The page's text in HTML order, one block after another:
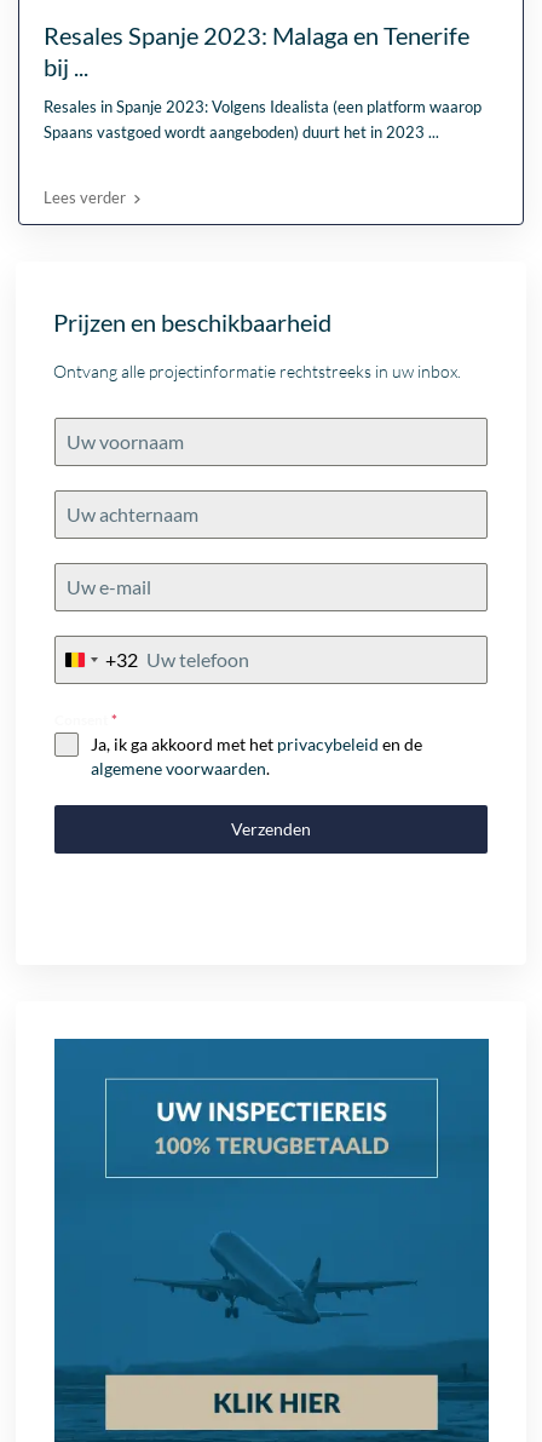
Resales Spanje 2023: Malaga en Tenerife
bij ...
Resales in Spanje 2023: Volgens Idealista (een platform waarop
Spaans vastgoed wordt aangeboden) duurt het in 2023...
Lees verder
Prijzen en beschikbaarheid
Ontvang alle projectinformatie rechtstreeks in uw inbox.
Belgium
+32
Consent*
Ja, ik ga akkoord met het privacybeleid en de
algemene voorwaarden.
Verzenden